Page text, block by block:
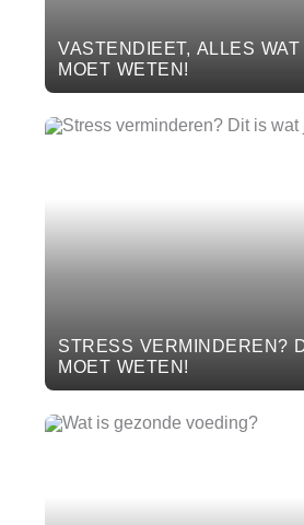
VASTENDIEET, ALLES
MOET WETEN!
STRESS VERMINDEREN?
MOET WETEN!